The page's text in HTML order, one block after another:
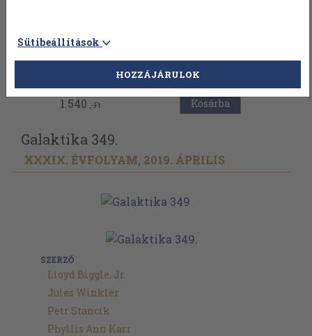
Vissza az előző oldalra
1.540 ,-Ft Kosárba
Galaktika 349.
XXXIX. ÉVFOLYAM, 2019. ÁPRILIS
SZERZŐ
Lloyd Biggle, Jr.
Jules Winkler
Petr Stancík
Phyllis Ann Karr
Sütibeállítások
HOZZÁJÁRULOK